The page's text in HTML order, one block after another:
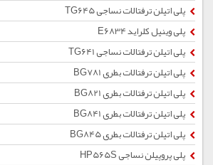
پلی اتیلن ترفتالات نساجی TG645
پلی وینیل کلراید E6834
پلی اتیلن ترفتالات نساجی TG641
پلی اتیلن ترفتالات بطری BG781
پلی اتیلن ترفتالات بطری BG821
پلی اتیلن ترفتالات بطری BG841
پلی اتیلن ترفتالات بطری BG845
پلی پروپیلن نساجی HP565S